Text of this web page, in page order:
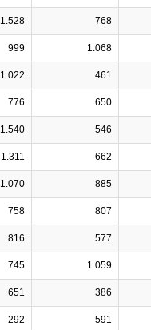
1.528 768
999 1.068
1.022 461
776 650
1.540 546
1.311 662
1.070 885
758 807
816 577
745 1.059
651 386
292 591